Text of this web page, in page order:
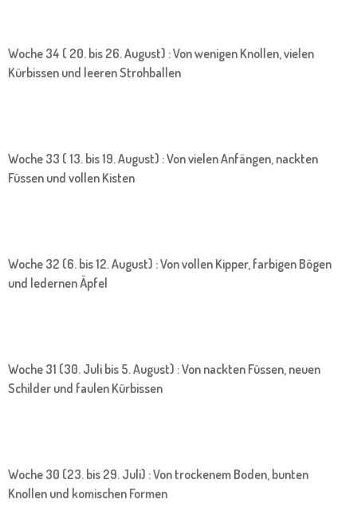
Woche 34 ( 20. bis 26. August) : Von wenigen Knollen, vielen
Kürbissen und leeren Strohballen
Woche 33 ( 13. bis 19. August) : Von vielen Anfängen, nackten
Füssen und vollen Kisten
Woche 32 (6. bis 12. August) : Von vollen Kipper, farbigen Bögen
und ledernen Äpfel
Woche 31 (30. Juli bis 5. August) : Von nackten Füssen, neuen
Schilder und faulen Kürbissen
Woche 30 (23. bis 29. Juli) : Von trockenem Boden, bunten
Knollen und komischen Formen